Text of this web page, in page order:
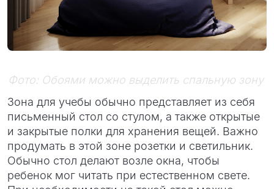
Фото: Обоями можно выделить спальную зону
Зона для учебы обычно представляет из себя
письменный стол со стулом, а также открытые
и закрытые полки для хранения вещей. Важно
продумать в этой зоне розетки и светильник.
Обычно стол делают возле окна, чтобы
ребенок мог читать при естественном свете.